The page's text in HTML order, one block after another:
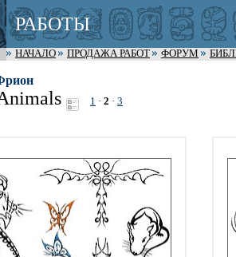
РАБОТЫ
НАЧАЛО ПРОДАЖА РАБОТ ФОРУМ
1 · 2 · 3